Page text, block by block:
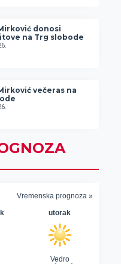
donosi
na Trg slobode
večeras na